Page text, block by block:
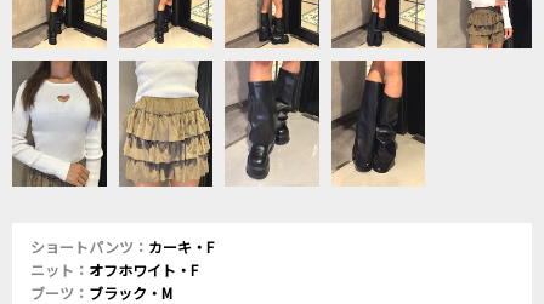
ショートパンツ： カーキ・F
ニット： オフホワイト・F
ブーツ： ブラック・M